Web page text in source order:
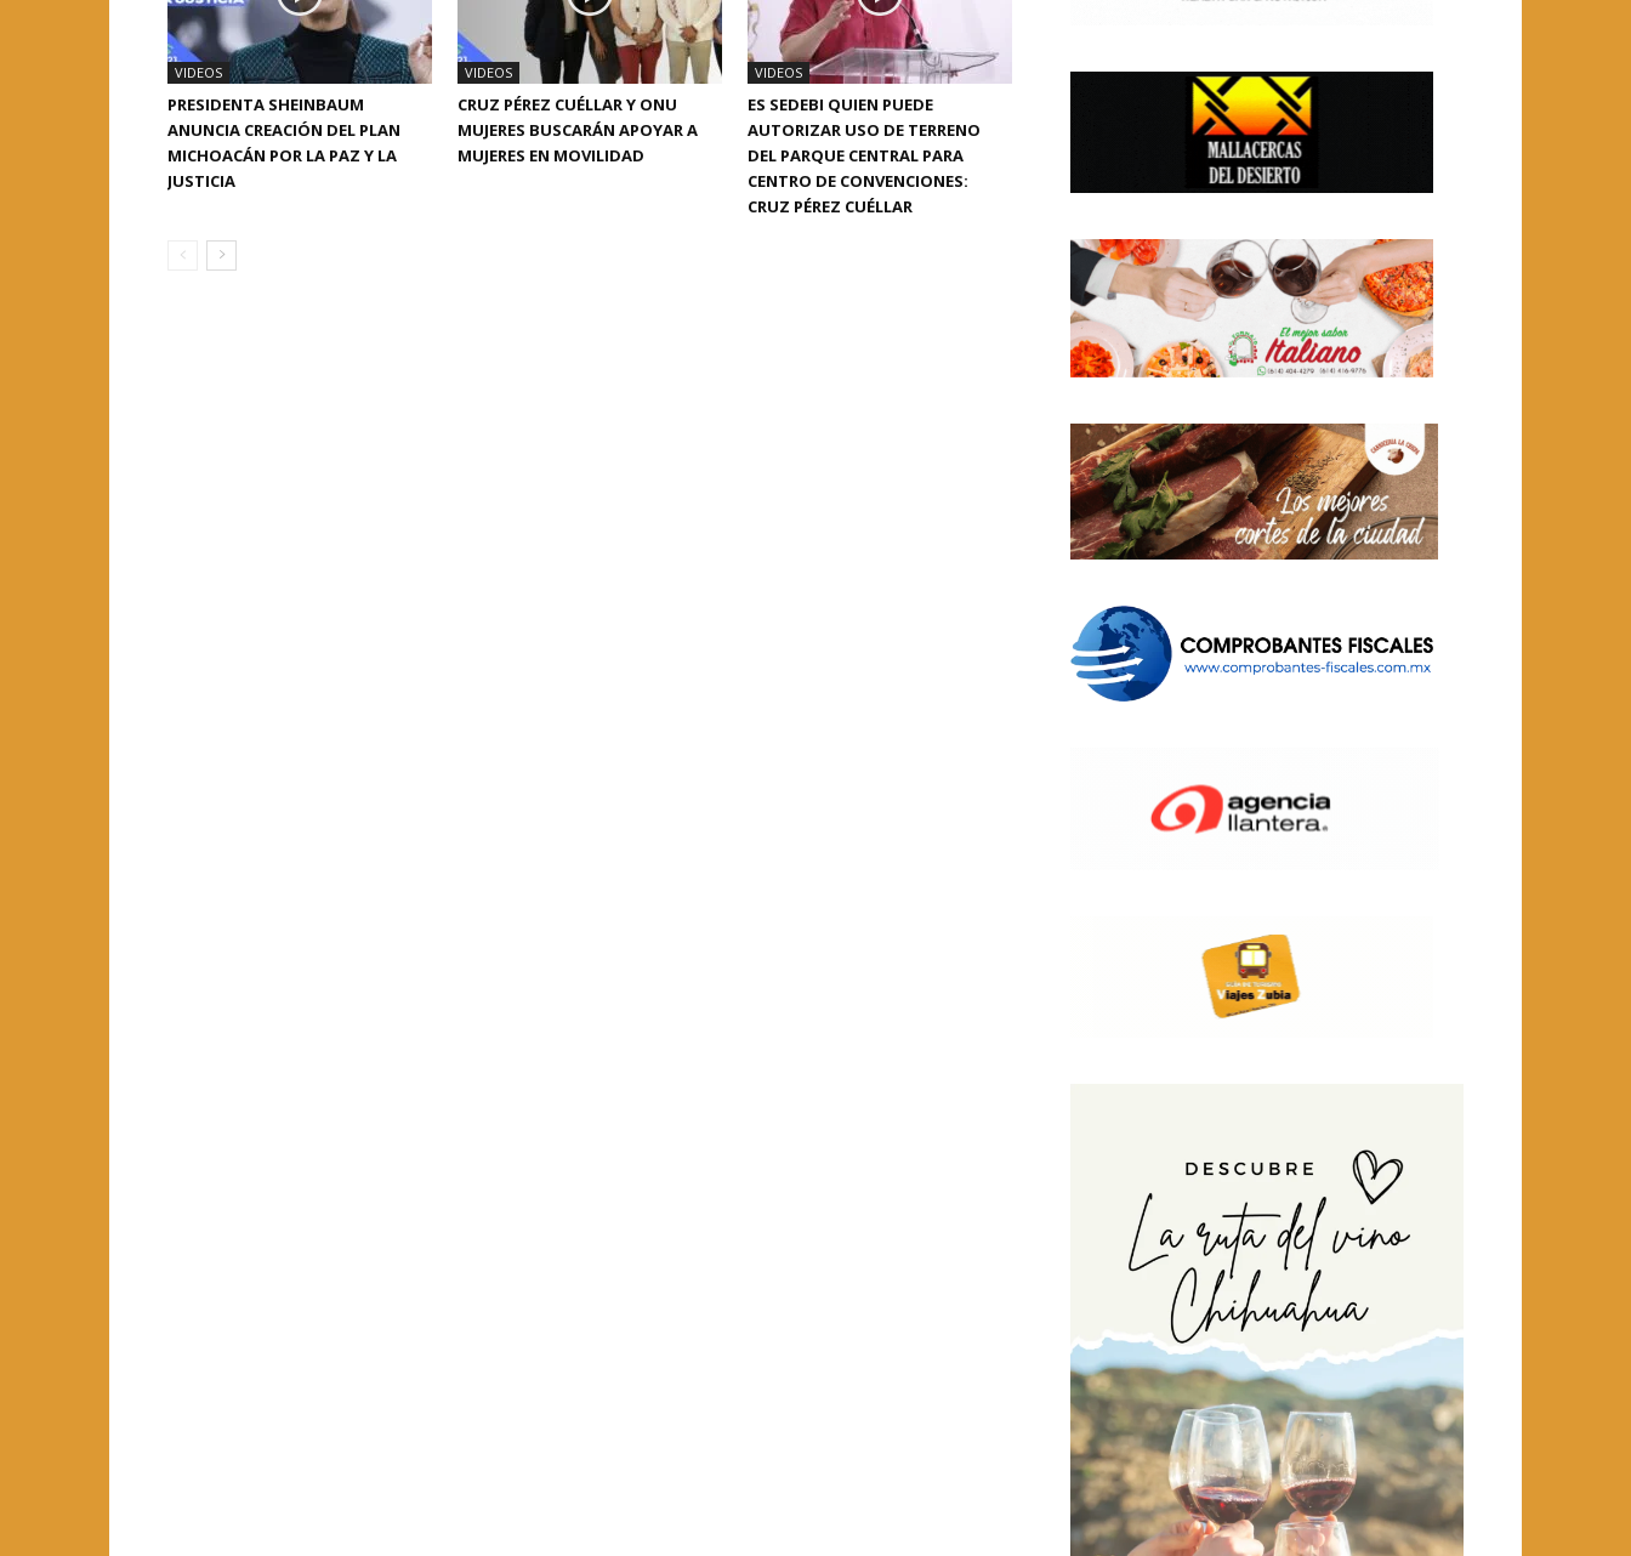
VIDEOS
PRESIDENTA SHEINBAUM
ANUNCIA CREACIÓN DEL PLAN
MICHOACÁN POR LA PAZ Y LA
JUSTICIA
VIDEOS
CRUZ PÉREZ CUÉLLAR Y ONU
MUJERES BUSCARÁN APOYAR A
MUJERES EN MOVILIDAD
VIDEOS
ES SEDEBI QUIEN PUEDE
AUTORIZAR USO DE TERRENO
DEL PARQUE CENTRAL PARA
CENTRO DE CONVENCIONES:
CRUZ PÉREZ CUÉLLAR